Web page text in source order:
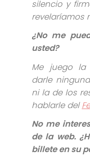
silencio y
revelaríamos
¿No me
usted?
Me juego la
darle
ni la de los
hablarle del
No me
de la web.
billete en su